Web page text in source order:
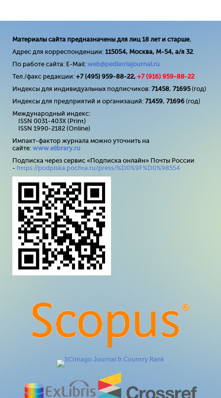
Материалы сайта предназначены для лиц 18 лет и старше.
Адрес для корреспонденции: 115054, Москва, М-54, а/я 32.
По работе сайта: E-Mail: web@pediatriajournal.ru
Тел./факс редакции: +7 (495) 959-88-22, +7 (916) 959-88-22
Индексы для индивидуальных подписчиков: 71458, 71695(год)
Индексы для предприятий и организаций: 71459, 71696 (год)
Международный индекс:
ISSN 0031-403X (Print)
ISSN 1990-2182 (Online)
Импакт-фактор журнала можно уточнить на
сайте: www.elibrary.ru
Подписка через сервис «Подписка онлайн» Почты России
- https://podpiska.pochta.ru/press/%D0%9F%D0%98554